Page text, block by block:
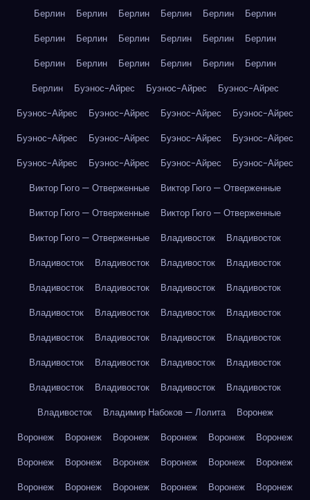
Берлин Берлин Берлин Берлин Берлин
Берлин
Берлин
Берлин Берлин Берлин Берлин
Берлин
Берлин
Берлин Берлин Берлин Берлин
Берлин
Берлин
Буэнос-Айрес Буэнос-Айрес
Буэнос-Айрес
Буэнос-Айрес
Буэнос-Айрес Буэнос-Айрес
Буэнос-Айрес
Буэнос-Айрес
Буэнос-Айрес Буэнос-Айрес
Буэнос-Айрес
Буэнос-Айрес
Буэнос-Айрес Буэнос-Айрес
Буэнос-Айрес
Виктор Гюго — Отверженные
Виктор Гюго — Отверженные
Виктор Гюго — Отверженные
Виктор Гюго — Отверженные
Виктор Гюго — Отверженные
Владивосток
Владивосток
Владивосток
Владивосток Владивосток
Владивосток
Владивосток
Владивосток Владивосток
Владивосток
Владивосток
Владивосток Владивосток
Владивосток
Владивосток
Владивосток Владивосток
Владивосток
Владивосток
Владивосток Владивосток
Владивосток
Владивосток
Владивосток Владивосток
Владивосток
Владивосток
Владимир Набоков — Лолита
Воронеж
Воронеж
Воронеж Воронеж Воронеж Воронеж
Воронеж
Воронеж
Воронеж Воронеж Воронеж Воронеж
Воронеж
Воронеж
Воронеж Воронеж Воронеж Воронеж
Воронеж